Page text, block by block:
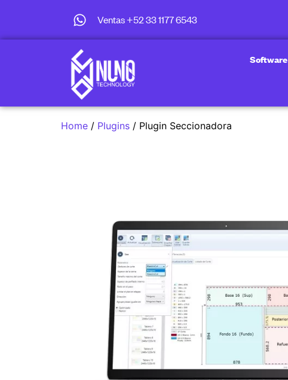
Ventas +52 33 1177 6543
Software
Home / Plugins / Plugin Seccionadora